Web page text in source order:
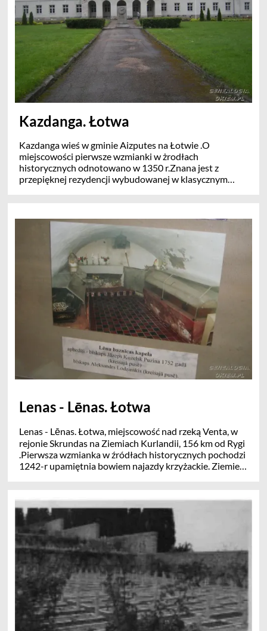
kolej żelazną co dodatkowo ożywiło miasto. Jeglawa
była wielokrotnie niszczona w czasie wojen. Dzisiaj jest
administracyjnym kulturalnym, edukacyjnym i
turystycznym centrum.
Kazdanga. Łotwa
Kazdanga wieś w gminie Aizputes na Łotwie .O
miejscowości pierwsze wzmianki w żrodłach
historycznych odnotowano w 1350 r.Znana jest z
przepięknej rezydencji wybudowanej w klasycznym
most. Kompleks poza pałacem obejmuje dom sług,
stajnie , dom rządcy, gospodarcze pomieszczenia i
który go odrestaurował wg projektu architekta Paula
Schultze-Naumburg w 1907 roku Cenny
architektonicznie zespół palony i dewastowany był
wiele razy w swoich dziejach.
Lenas - Lēnas. Łotwa
Lenas - Lēnas. Łotwa, miejscowość nad rzeką Venta, w
rejonie Skrundas na Ziemiach Kurlandii, 156 km od Rygi
.Pierwsza wzmianka w źródłach historycznych pochodzi
1242-r upamiętnia bowiem najazdy krzyżackie. Ziemie
rezydencją biskupów inflandzkich. W 1750 r na miejscu
drewnianej kaplicy biskup Inflant Józef Puzyna
rozpoczął budowę kościoła w Lenas, niestety w r 1752 r
on umarł. Jego ciało pochowane zostaje w krypcie pod
prezbiterium kościoła w Lenas. Budowę kontynuował
biskup Biskupi Ostrowski który w 1758r został
przeniesiony do Kijowa. Ostatecznie dokończeniem
budowy kościoła co nastąpiło w 1756 r zajął się biskup
Aleksander Łobodziński który w roku zmarł i też został
pochowany w krypcie pod prezbiterium (z jej lewej
strony). W kościele Świętej Trójcy w Lenas sa trzy
ołtarze wybudowane z marmuru główny i dwa boczne .